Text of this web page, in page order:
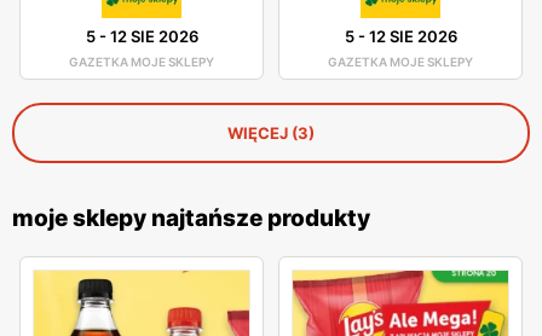
5-12 SIE 2026
GAZETKA MOJE SKLEPY
5-12 SIE 2026
GAZETKA MOJE SKLEPY
WIĘCEJ (3)
moje sklepy najtańsze produkty